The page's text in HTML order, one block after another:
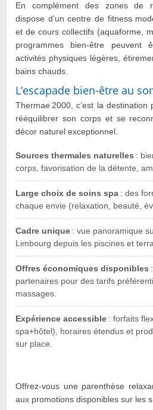
En complément des zones de
dispose d’un centre de fitness
et de cours collectifs (aquaforme,
programmes bien-être peuvent
activités physiques légères,
bains chauds.
L’escapade bien-être au
Thermae 2000, c’est la destination
rééquilibrer son corps et se
décor naturel exceptionnel.
Sources thermales naturelles :
corps, favorisation de la détente,
Large choix de soins spa : des
chaque envie (relaxation, beauté,
Cadre unique : vue panoramique
Limbourg depuis les piscines et
Offres économiques disponibles
partenaires pour des tarifs
massages.
Expérience accessible : forfaits
spa+hôtel), horaires étendus et
sur place.
Offrez-vous une parenthèse
aux promotions disponibles sur les